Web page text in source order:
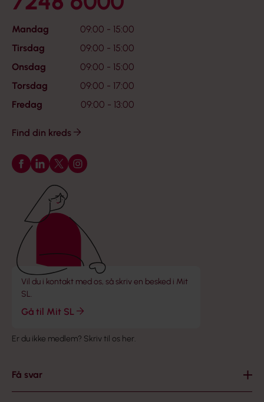
Mandag
09:00 - 15:00
Tirsdag
09:00 - 15:00
Onsdag
09:00 - 15:00
Torsdag
09:00 - 17:00
Fredag
09:00 - 13:00
Find din kreds
Følg os på Facebook
Følg os på LinkedIn
Følg os på X
Følg os på Instagram
Vil du i kontakt med os, så skriv en besked i Mit
SL.
Gå til Mit SL
Er du ikke medlem? Skriv til os her.
Få svar